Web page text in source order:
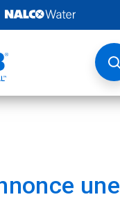
une